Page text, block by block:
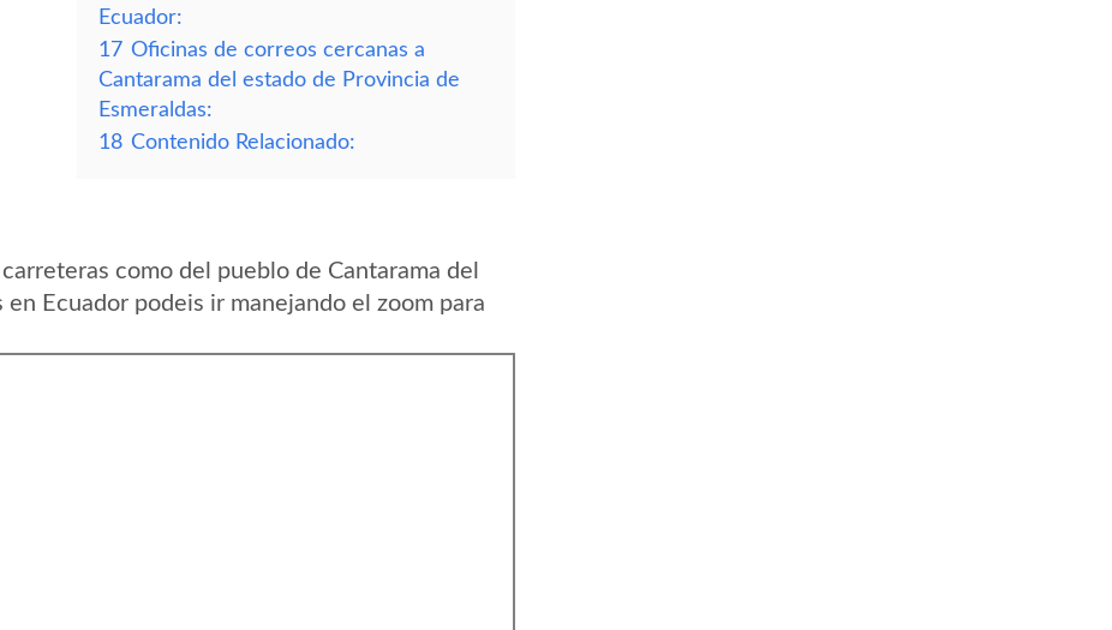
Ecuador:
17 Oficinas de correos cercanas a
Cantarama del estado de Provincia de
Esmeraldas:
18 Contenido Relacionado:
como del pueblo de Cantarama del
Ecuador podeis ir manejando el zoom para